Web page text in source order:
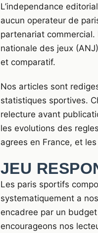
L’independance
aucun operateur de
partenariat commercial.
nationale des jeux
et comparatif.
Nos articles sont
statistiques sportives.
relecture avant
les evolutions des
agrees en France, et
JEU
Les paris sportifs
systematiquement a
encadree par un
encourageons nos